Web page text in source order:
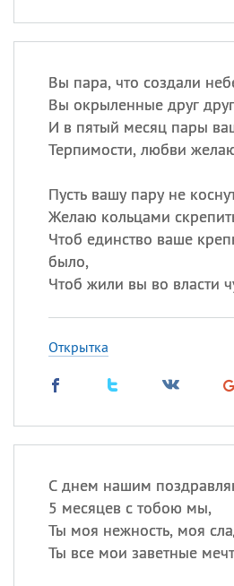
Вы пара, что создали
Вы окрыленные друг
И в пятый месяц пары
Терпимости, любви
Пусть вашу пару не
Желаю кольцами
Чтоб единство ваше
было,
Чтоб жили вы во власти
Открытка
С днем нашим
5 месяцев с тобою мы,
Ты моя нежность, моя
Ты все мои заветные